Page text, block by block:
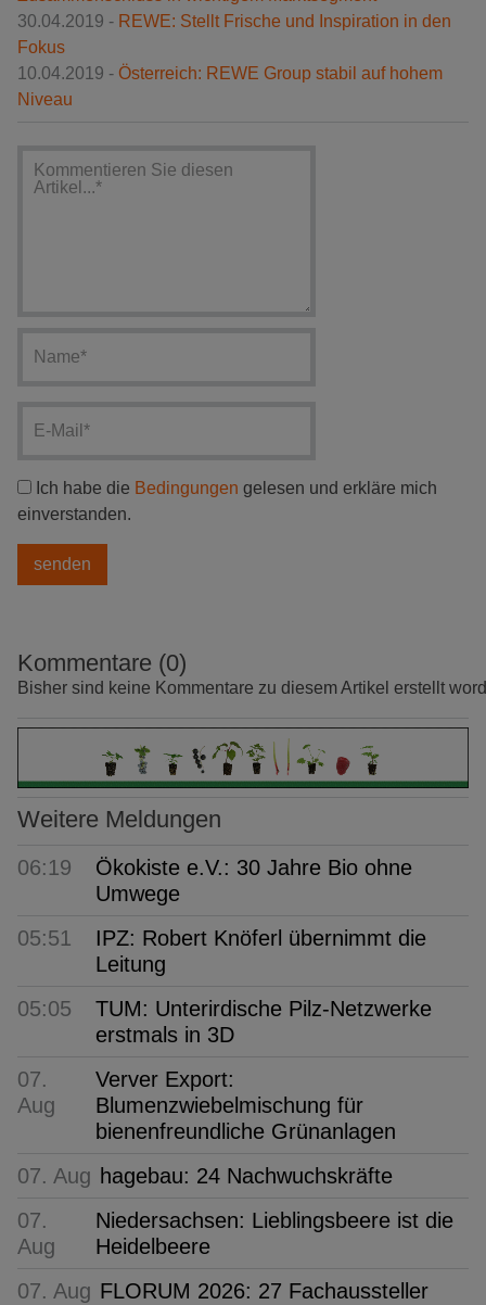
30.04.2019 - REWE: Stellt Frische und Inspiration in den
Fokus
10.04.2019 - Österreich: REWE Group stabil auf hohem
Niveau
Ich habe die Bedingungen gelesen und erkläre mich
einverstanden.
Kommentare (0)
Bisher sind keine Kommentare zu diesem Artikel erstellt
Weitere Meldungen
06:19
Ökokiste e.V.: 30 Jahre Bio ohne
Umwege
05:51
IPZ: Robert Knöferl übernimmt die
Leitung
05:05
TUM: Unterirdische Pilz-Netzwerke
erstmals in 3D
07.
Aug
Verver Export:
Blumenzwiebelmischung für
bienenfreundliche Grünanlagen
07. Aug hagebau: 24 Nachwuchskräfte
07.
Aug
Niedersachsen: Lieblingsbeere ist die
Heidelbeere
07. Aug FLORUM 2026: 27 Fachaussteller